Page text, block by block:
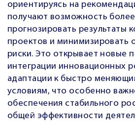
ориентируясь на
получают возможность
прогнозировать результаты
проектов и минимизировать
риски. Это открывает новые
интеграции инновационных
адаптации к быстро
условиям, что особенно
обеспечения стабильного
общей эффективности